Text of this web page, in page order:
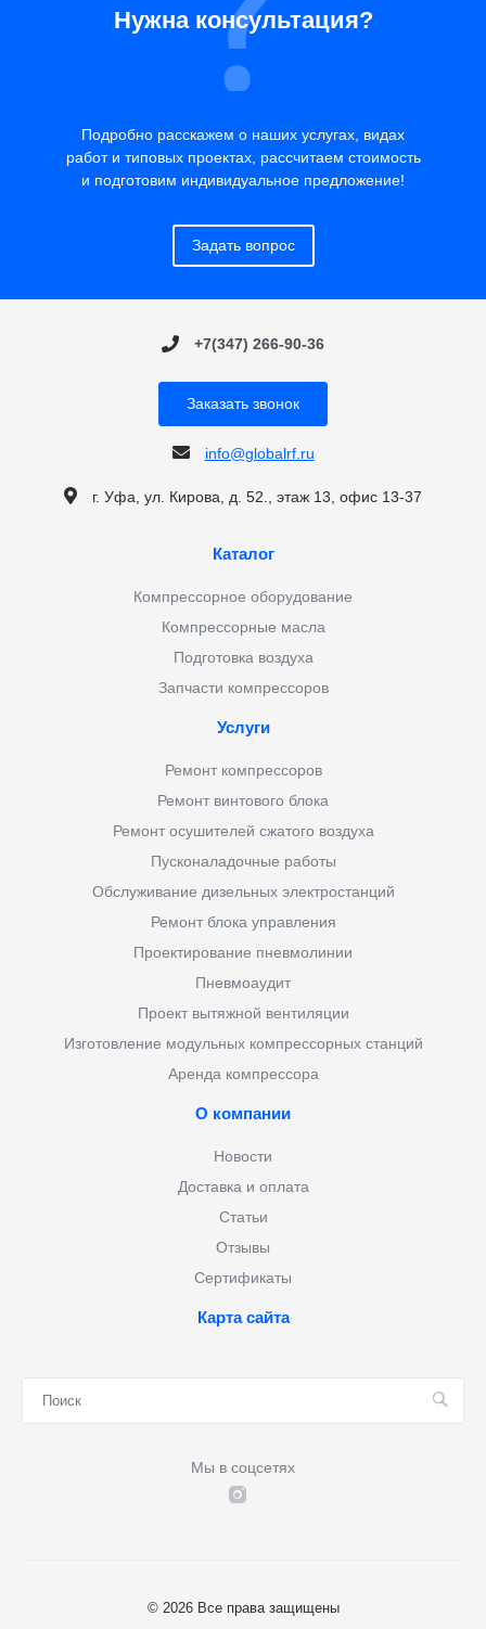
Нужна консультация?
Подробно расскажем о наших услугах, видах
работ и типовых проектах, рассчитаем стоимость
и подготовим индивидуальное предложение!
Задать вопрос
+7(347) 266-90-36
Заказать звонок
info@globalrf.ru
г. Уфа, ул. Кирова, д. 52., этаж 13, офис 13-37
Каталог
Компрессорное оборудование
Компрессорные масла
Подготовка воздуха
Запчасти компрессоров
Услуги
Ремонт компрессоров
Ремонт винтового блока
Ремонт осушителей сжатого воздуха
Пусконаладочные работы
Обслуживание дизельных электростанций
Ремонт блока управления
Проектирование пневмолинии
Пневмоаудит
Проект вытяжной вентиляции
Изготовление модульных компрессорных станций
Аренда компрессора
О компании
Новости
Доставка и оплата
Статьи
Отзывы
Сертификаты
Карта сайта
Мы в соцсетях
© 2026 Все права защищены